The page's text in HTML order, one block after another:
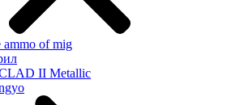
ammo of mig
II Metallic